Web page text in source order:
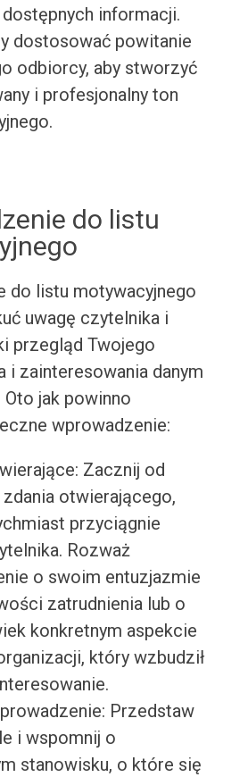
informacji.
dostosować powitanie
odbiorcy, aby stworzyć
i profesjonalny ton
do listu
do listu motywacyjnego
uwagę czytelnika i
przegląd Twojego
i zainteresowania danym
jak powinno
wprowadzenie:
Zacznij od
otwierającego,
przyciągnie
Rozważ
o swoim entuzjazmie
zatrudnienia lub o
konkretnym aspekcie
który wzbudził
Przedstaw
i wspomnij o
stanowisku, o które się